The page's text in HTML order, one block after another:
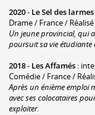
2020- Le Sel des larmes
Drame / France /
Un jeune provincial, qui
poursuit sa vie étudiante
2018- Les Affamés :
Comédie / France /
Après un énième emploi
avec ses colocataires
exploiter.